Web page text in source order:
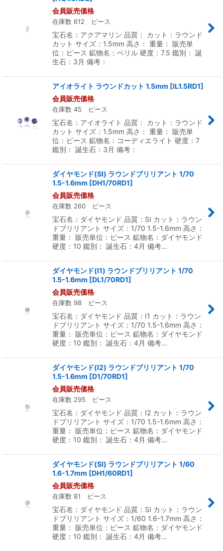
会員販売価格
在庫数 612 ピース
宝石名：アクアマリン 品質： カット：ラウンド
カット サイズ：1.5mm 高さ： 重量： 販売単
位：ピース 鉱物名：ベリル 硬度：7.5 鑑別： 誕
生石：3月 備考：
アイオライト ラウンドカット 1.5mm [IL1.5RD1]
会員販売価格
在庫数 45 ピース
宝石名：アイオライト 品質： カット：ラウンド
カット サイズ：1.5mm 高さ： 重量： 販売単
位：ピース 鉱物名：コーディエライト 硬度：7
鑑別： 誕生石：3月 備考：
ダイヤモンド(SI) ラウンドブリリアント 1/70
1.5-1.6mm [DH1/70RD1]
会員販売価格
在庫数 260 ピース
宝石名：ダイヤモンド 品質：SI カット：ラウン
ドブリリアント サイズ：1/70 1.5-1.6mm 高さ：
重量： 販売単位：ピース 鉱物名：ダイヤモンド
硬度：10 鑑別： 誕生石：4月 備考…
ダイヤモンド(I1) ラウンドブリリアント 1/70
1.5-1.6mm [DL1/70RD1]
会員販売価格
在庫数 98 ピース
宝石名：ダイヤモンド 品質：I1 カット：ラウン
ドブリリアント サイズ：1/70 1.5-1.6mm 高さ：
重量： 販売単位：ピース 鉱物名：ダイヤモンド
硬度：10 鑑別： 誕生石：4月 備考…
ダイヤモンド(I2) ラウンドブリリアント 1/70
1.5-1.6mm [D1/70RD1]
会員販売価格
在庫数 295 ピース
宝石名：ダイヤモンド 品質：I2 カット：ラウン
ドブリリアント サイズ：1/70 1.5-1.6mm 高さ：
重量： 販売単位：ピース 鉱物名：ダイヤモンド
硬度：10 鑑別： 誕生石：4月 備考…
ダイヤモンド(SI) ラウンドブリリアント 1/60
1.6-1.7mm [DH1/60RD1]
会員販売価格
在庫数 81 ピース
宝石名：ダイヤモンド 品質：SI カット：ラウン
ドブリリアント サイズ：1/60 1.6-1.7mm 高さ：
重量： 販売単位：ピース 鉱物名：ダイヤモンド
硬度：10 鑑別： 誕生石：4月 備考…